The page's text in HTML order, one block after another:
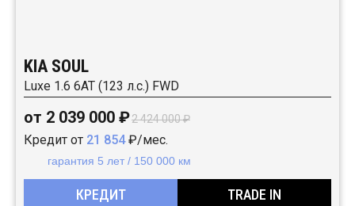
KIA SOUL
Luxe 1.6 6АТ (123 л.с.) FWD
от 2 039 000 ₽2 424 000 ₽
Кредит от 21 854₽/мес.
гарантия 5 лет / 150 000 км
КРЕДИТ TRADE IN